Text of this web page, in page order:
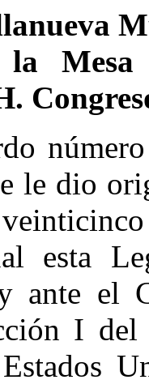
la
le dio
esta
ante el
I